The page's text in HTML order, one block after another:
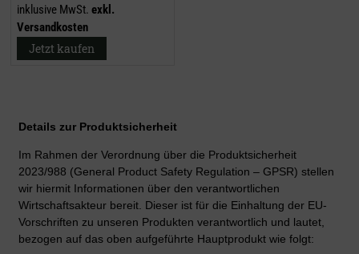
inklusive MwSt. exkl.
Versandkosten
Jetzt kaufen
Details zur Produktsicherheit
Im Rahmen der Verordnung über die Produktsicherheit
2023/988 (General Product Safety Regulation – GPSR) stellen
wir hiermit Informationen über den verantwortlichen
Wirtschaftsakteur bereit. Dieser ist für die Einhaltung der EU-
Vorschriften zu unseren Produkten verantwortlich und lautet,
bezogen auf das oben aufgeführte Hauptprodukt wie folgt: